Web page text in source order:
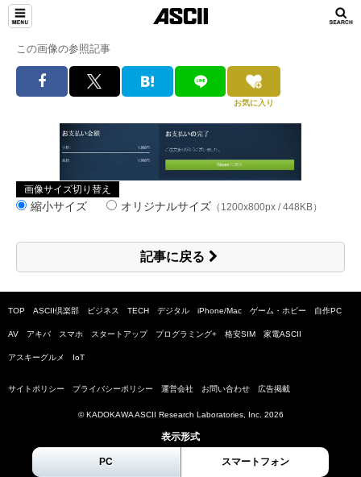
この画像の参照記事
お気に入り
画像サイズ切り替え
縮小サイズ オリジナルサイズ （1200x800px / 448KB）
記事に戻る
TOP ASCII倶楽部 ビジネス TECH デジタル iPhone/Mac ゲーム・ホビー 自作PC
AV アキバ スマホ スタートアップ プログラミング+ 格安SIM 家電ASCII
アスキーグルメ IoT
サイトポリシー プライバシーポリシー 運営会社 お問い合わせ 広告掲載
© KADOKAWA ASCII Research Laboratories, Inc. 2026
表示形式
PC スマートフォン